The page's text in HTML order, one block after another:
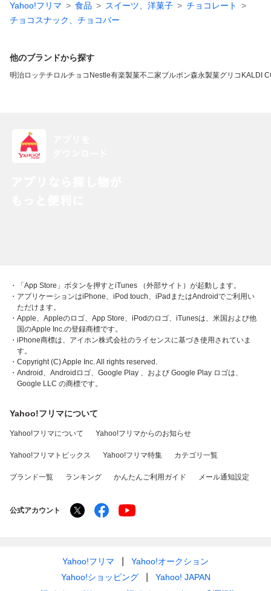
Yahoo!フリマ 食品 スイーツ、洋菓子
チョコレート
チョコスナック、チョコバー
他のブランドから探す
明治ロッテチロルチョコ Nestle有楽製菓不二家ブルボン森永製菓グリコ KALDI
・「App Store」ボタンを押すとiTunes （外部サイト）が起動します。
・アプリケーションはiPhone、iPod touch、iPadまたはAndroidでご利用い
ただけます。
・Apple、Appleのロゴ、App Store、iPodのロゴ、iTunesは、米国および他
国のApple Inc.の登録商標です。
・iPhone商標は、アイホン株式会社のライセンスに基づき使用されていま
す。
・Copyright (C) Apple Inc. All rights reserved.
・Android、Androidロゴ、Google Play 、および Google Play ロゴは、
Google LLC の商標です。
Yahoo!フリマについて
Yahoo!フリマについて Yahoo!フリマからのお知らせ
Yahoo!フリマトピックス Yahoo!フリマ特集 カテゴリ一覧
ブランド一覧 ランキング かんたんご利用ガイド メール通知設定
公式アカウント
Yahoo!フリマ
Yahoo!オークション
Yahoo!ショッピング
Yahoo! JAPAN